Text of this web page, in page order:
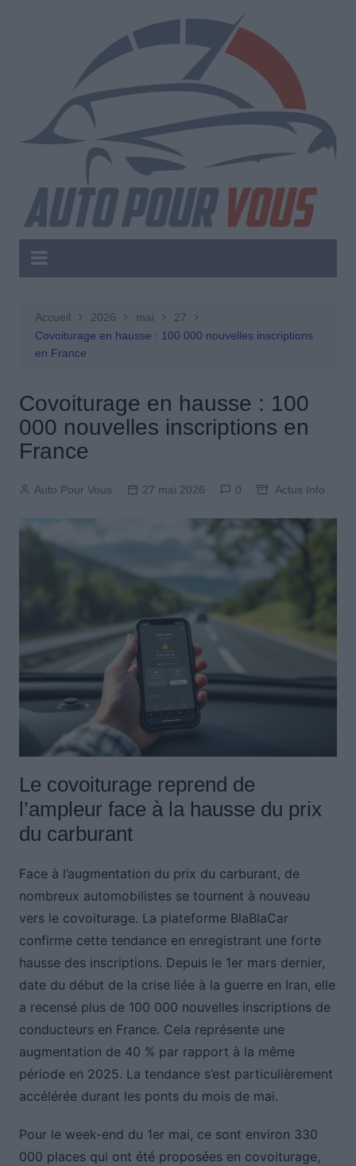
Accueil 2026 mai
27
Covoiturage en hausse : 100 000 nouvelles inscriptions
en France
Covoiturage en hausse : 100
000 nouvelles inscriptions en
France
Auto Pour Vous 27 mai 2026 0 Actus Info
Le covoiturage reprend de
l’ampleur face à la hausse du prix
du carburant
Face à l’augmentation du prix du carburant, de
nombreux automobilistes se tournent à nouveau
vers le covoiturage. La plateforme BlaBlaCar
confirme cette tendance en enregistrant une forte
hausse des inscriptions. Depuis le 1er mars dernier,
date du début de la crise liée à la guerre en Iran, elle
a recensé plus de 100 000 nouvelles inscriptions de
conducteurs en France. Cela représente une
augmentation de 40 % par rapport à la même
période en 2025. La tendance s’est particulièrement
accélérée durant les ponts du mois de mai.
Pour le week-end du 1er mai, ce sont environ 330
000 places qui ont été proposées en covoiturage,